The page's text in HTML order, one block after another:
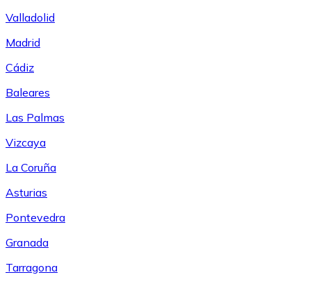
Valladolid
Madrid
Cádiz
Baleares
Las Palmas
Vizcaya
La Coruña
Asturias
Pontevedra
Granada
Tarragona